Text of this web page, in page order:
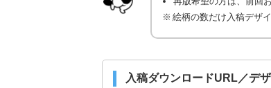
絵柄の数だけ入稿デザ
入稿ダウンロードURL／デ